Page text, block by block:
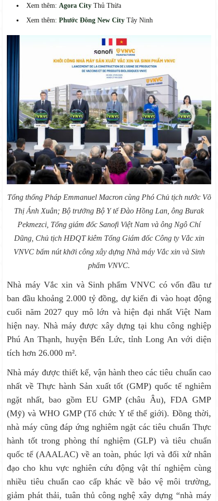
Xem thêm:Agora City Thủ Thừa
Xem thêm:Phước Đông New City Tây Ninh
Tổng thống Pháp Emmanuel Macron cùng Phó Chủ tịch nước Võ
Thị Ánh Xuân; Bộ trưởng Bộ Y tế Đào Hồng Lan, ông Burak
Pekmezci, Tổng giám đốc Sanofi Việt Nam và ông Ngô Chí
Dũng, Chủ tịch HĐQT kiêm Tổng Giám đốc Công ty Vắc xin
VNVC bấm nút khởi công xây dựng Nhà máy Vắc xin và Sinh
phẩm VNVC.
Nhà máy Vắc xin và Sinh phẩm VNVC có vốn đầu tư
ban đầu khoảng 2.000 tỷ đồng, dự kiến đi vào hoạt động
cuối năm 2027 quy mô lớn và hiện đại nhất Việt Nam
hiện nay. Nhà máy được xây dựng tại khu công nghiệp
Phú An Thạnh, huyện Bến Lức, tỉnh Long An với diện
tích hơn 26.000 m².
Nhà máy được thiết kế, vận hành theo các tiêu chuẩn cao
nhất về Thực hành Sản xuất tốt (GMP) quốc tế nghiêm
ngặt nhất, bao gồm EU GMP (châu Âu), FDA GMP
(Mỹ) và WHO GMP (Tổ chức Y tế thế giới). Đồng thời,
nhà máy cũng đáp ứng nghiêm ngặt các tiêu chuẩn Thực
hành tốt trong phòng thí nghiệm (GLP) và tiêu chuẩn
quốc tế (AAALAC) về an toàn, phúc lợi và đối xử nhân
đạo cho khu vực nghiên cứu động vật thí nghiệm cùng
nhiều tiêu chuẩn cao cấp khác về bảo vệ môi trường,
giảm phát thải, tuân thủ công nghệ xây dựng “nhà máy